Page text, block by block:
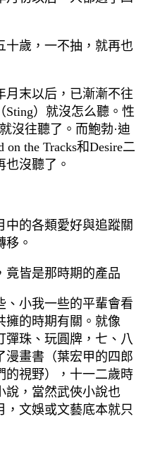
十歲，一不抽，就再也
月末以后，已漸漸不往
Sting）就沒怎么聽。性
沒往聽了。而鮑勃·迪
the Tracks和Desire二
沒聽了。
中的各類愛好與追蹤關
移。
竟皆是那時期的產品
、小我一些的平輩會看
擁的時期有關。就像
彈珠、玩圓牌，七、八
漫畫書（葉宏甲的四郎
的視野），十一二歲時
說，當然武俠小說也
，文娛或文藝底本就只